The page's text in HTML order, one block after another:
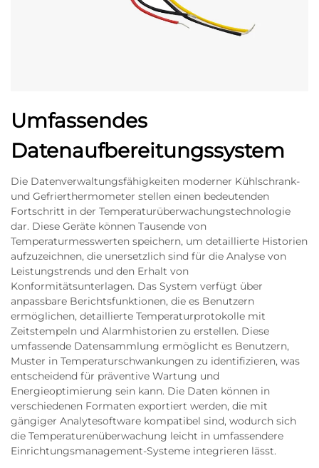
Umfassendes
Datenaufbereitungssystem
Die Datenverwaltungsfähigkeiten moderner Kühlschrank-
und Gefrierthermometer stellen einen bedeutenden
Fortschritt in der Temperaturüberwachungstechnologie
dar. Diese Geräte können Tausende von
Temperaturmesswerten speichern, um detaillierte Historien
aufzuzeichnen, die unersetzlich sind für die Analyse von
Leistungstrends und den Erhalt von
Konformitätsunterlagen. Das System verfügt über
anpassbare Berichtsfunktionen, die es Benutzern
ermöglichen, detaillierte Temperaturprotokolle mit
Zeitstempeln und Alarmhistorien zu erstellen. Diese
umfassende Datensammlung ermöglicht es Benutzern,
Muster in Temperaturschwankungen zu identifizieren, was
entscheidend für präventive Wartung und
Energieoptimierung sein kann. Die Daten können in
verschiedenen Formaten exportiert werden, die mit
gängiger Analytesoftware kompatibel sind, wodurch sich
die Temperaturenüberwachung leicht in umfassendere
Einrichtungsmanagement-Systeme integrieren lässt.